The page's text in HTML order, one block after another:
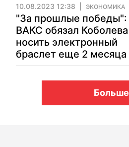
10.08.2023 12:38 ЭКОНОМИКА
"За прошлые победы":
ВАКС обязал Коболева
носить электронный
браслет еще 2 месяца
Больше